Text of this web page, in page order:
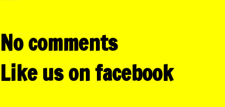
No comments
Like us on facebook